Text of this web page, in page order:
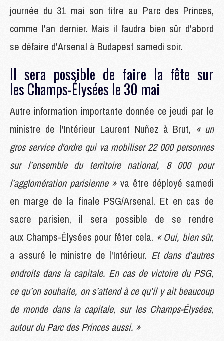
journée du 31 mai son titre au Parc des Princes,
comme l'an dernier. Mais il faudra bien sûr d'abord
se défaire d'Arsenal à Budapest samedi soir.
Il sera possible de faire la fête sur
les Champs-Élysées le 30 mai
Autre information importante donnée ce jeudi par le
ministre de l'Intérieur Laurent Nuñez à Brut, « un
gros service d'ordre qui va mobiliser 22 000 personnes
sur l’ensemble du territoire national, 8 000 pour
l’agglomération parisienne »va être déployé samedi
en marge de la finale PSG/Arsenal. Et en cas de
sacre parisien, il sera possible de se rendre
aux Champs-Élysées pour fêter cela. « Oui, bien sûr,
a assuré le ministre de l'Intérieur. Et dans d’autres
endroits dans la capitale. En cas de victoire du PSG,
ce qu’on souhaite, on s’attend à ce qu’il y ait beaucoup
de monde dans la capitale, sur les Champs-Élysées,
autour du Parc des Princes aussi. »